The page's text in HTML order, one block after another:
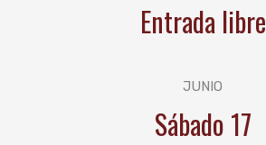
Entrada libre
JUNIO
Sábado 17